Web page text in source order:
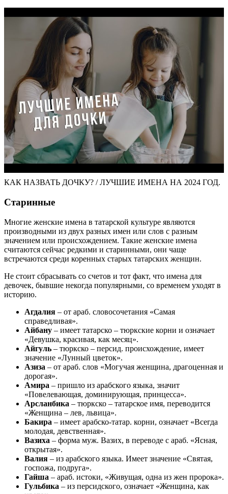
КАК НАЗВАТЬ ДОЧКУ? / ЛУЧШИЕ ИМЕНА НА 2024 ГОД.
Старинные
Многие женские имена в татарской культуре являются
производными из двух разных имен или слов с разным
значением или происхождением. Такие женские имена
считаются сейчас редкими и старинными, они чаще
встречаются среди коренных старых татарских женщин.
Не стоит сбрасывать со счетов и тот факт, что имена для
девочек, бывшие некогда популярными, со временем уходят в
историю.
Агдалия – от араб. словосочетания «Самая
справедливая».
Айбану – имеет татарско – тюркские корни и означает
«Девушка, красивая, как месяц».
Айгуль – тюркско – персид. происхождение, имеет
значение «Лунный цветок».
Азиза – от араб. слов «Могучая женщина, драгоценная и
дорогая».
Амира – пришло из арабского языка, значит
«Повелевающая, доминирующая, принцесса».
Арсланбика – тюркско – татарское имя, переводится
«Женщина – лев, львица».
Бакира – имеет арабско-татар. корни, означает «Всегда
молодая, девственная».
Вазиха – форма муж. Вазих, в переводе с араб. «Ясная,
открытая».
Валия – из арабского языка. Имеет значение «Святая,
госпожа, подруга».
Гайша – араб. истоки, «Живущая, одна из жен пророка».
Гульбика – из персидского, означает «Женщина, как